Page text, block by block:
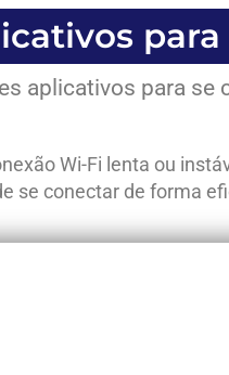
aplicativos para
Wi-Fi lenta ou
se conectar de forma